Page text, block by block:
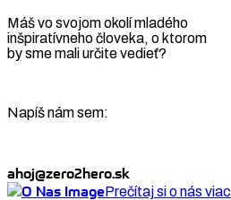
Máš vo svojom okolí mladého
inšpiratívneho človeka, o ktorom
by sme mali určite vedieť?
Napíš nám sem:
ahoj@zero2hero.sk
Prečítaj si o nás viac